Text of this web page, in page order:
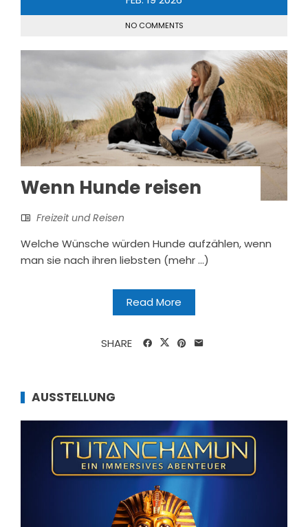
NO COMMENTS
Wenn Hunde reisen
Freizeit und Reisen
Welche Wünsche würden Hunde aufzählen, wenn
man sie nach ihren liebsten (mehr …)
Read More
SHARE
AUSSTELLUNG